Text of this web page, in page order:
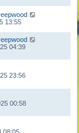
13:55
04:39
23:56
00:58